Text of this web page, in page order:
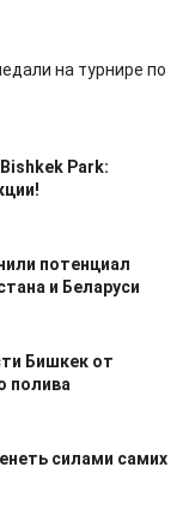
на турнире по
Park:
потенциал
и Беларуси
Бишкек от
полива
силами самих